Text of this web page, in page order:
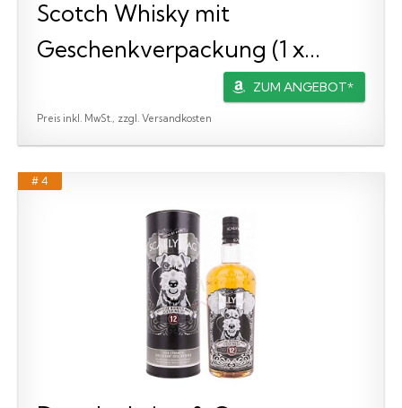
Scotch Whisky mit
Geschenkverpackung (1 x...
ZUM ANGEBOT*
Preis inkl. MwSt., zzgl. Versandkosten
# 4